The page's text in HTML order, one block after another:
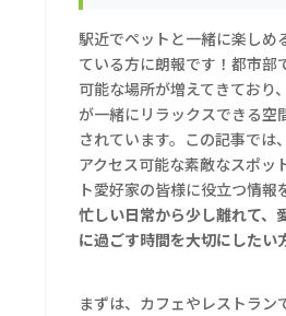
駅近でペットと一緒に楽しめ
ている方に朗報です！都市部
可能な場所が増えてきており
が一緒にリラックスできる空
されています。この記事では
アクセス可能な素敵なスポッ
ト愛好家の皆様に役立つ情報
忙しい日常から少し離れて、
に過ごす時間を大切にしたい
まずは、カフェやレストラン